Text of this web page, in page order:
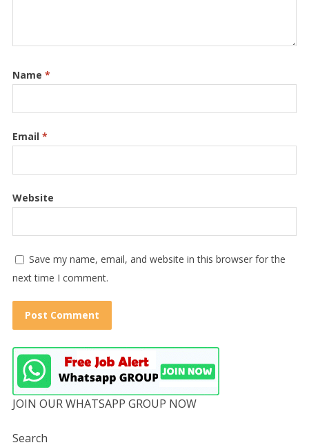
Name *
Email *
Website
Save my name, email, and website in this browser for the
next time I comment.
JOIN OUR WHATSAPP GROUP NOW
Search